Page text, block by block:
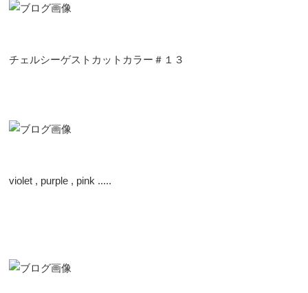
チェルシーゲストカットカラー＃１３
violet , purple , pink .....